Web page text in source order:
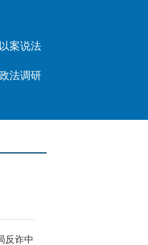
以案说法
法调研
反诈中